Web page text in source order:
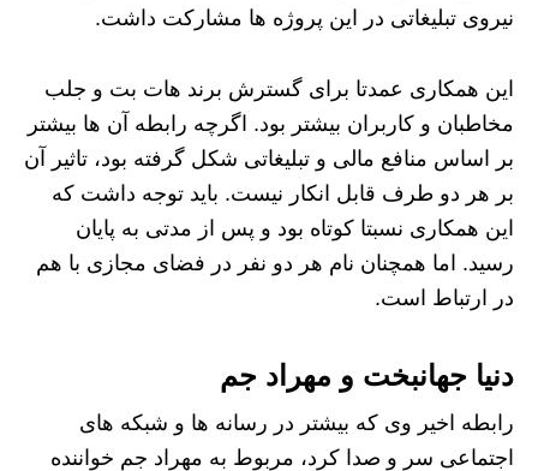
نیروی تبلیغاتی در این پروژه ها مشارکت داشت.
این همکاری عمدتا برای گسترش برند هات بت و جلب
مخاطبان و کاربران بیشتر بود. اگرچه رابطه آن ها بیشتر
بر اساس منافع مالی و تبلیغاتی شکل گرفته بود، تاثیر آن
بر هر دو طرف قابل انکار نیست. باید توجه داشت که
این همکاری نسبتا کوتاه بود و پس از مدتی به پایان
رسید. اما همچنان نام هر دو نفر در فضای مجازی با هم
در ارتباط است.
دنیا جهانبخت و مهراد جم
رابطه اخیر وی که بیشتر در رسانه ها و شبکه های
اجتماعی سر و صدا کرد، مربوط به مهراد جم خواننده